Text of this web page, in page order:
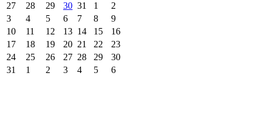
27
28 29 30 31 1
2
3
4 5 6 7 8
9
10
11 12 13 14 15
16
17
18 19 20 21 22
23
24
25 26 27 28 29
30
31
1 2 3 4 5 6